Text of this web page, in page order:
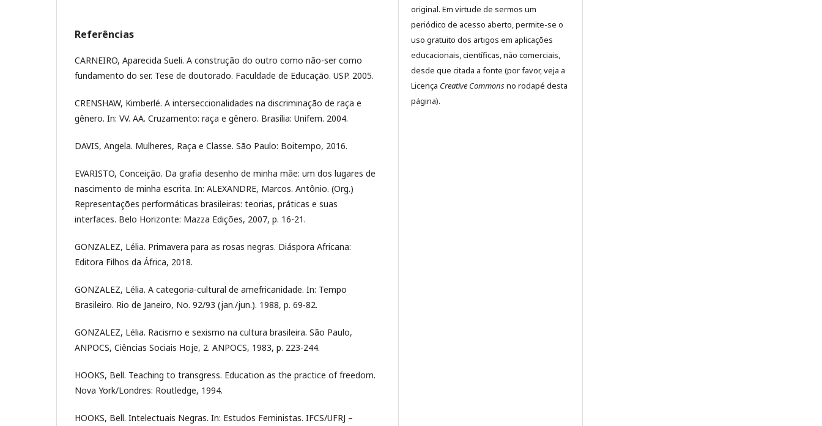
Referências
CARNEIRO, Aparecida Sueli. A construção do outro como não-ser como
fundamento do ser. Tese de doutorado. Faculdade de Educação. USP. 2005.
CRENSHAW, Kimberlé. A interseccionalidades na discriminação de raça e
gênero. In: VV. AA. Cruzamento: raça e gênero. Brasília: Unifem. 2004.
DAVIS, Angela. Mulheres, Raça e Classe. São Paulo: Boitempo, 2016.
EVARISTO, Conceição. Da grafia desenho de minha mãe: um dos lugares de
nascimento de minha escrita. In: ALEXANDRE, Marcos. Antônio. (Org.)
Representações performáticas brasileiras: teorias, práticas e suas
interfaces. Belo Horizonte: Mazza Edições, 2007, p. 16-21.
GONZALEZ, Lélia. Primavera para as rosas negras. Diáspora Africana:
Editora Filhos da África, 2018.
GONZALEZ, Lélia. A categoria-cultural de amefricanidade. In: Tempo
Brasileiro. Rio de Janeiro, No. 92/93 (jan./jun.). 1988, p. 69-82.
GONZALEZ, Lélia. Racismo e sexismo na cultura brasileira. São Paulo,
ANPOCS, Ciências Sociais Hoje, 2. ANPOCS, 1983, p. 223-244.
HOOKS, Bell. Teaching to transgress. Education as the practice of freedom.
Nova York/Londres: Routledge, 1994.
HOOKS, Bell. Intelectuais Negras. In: Estudos Feministas. IFCS/UFRJ –
original. Em virtude de sermos um
periódico de acesso aberto, permite-se o
uso gratuito dos artigos em aplicações
educacionais, científicas, não comerciais,
desde que citada a fonte (por favor, veja a
Licença Creative Commonsno rodapé desta
página).